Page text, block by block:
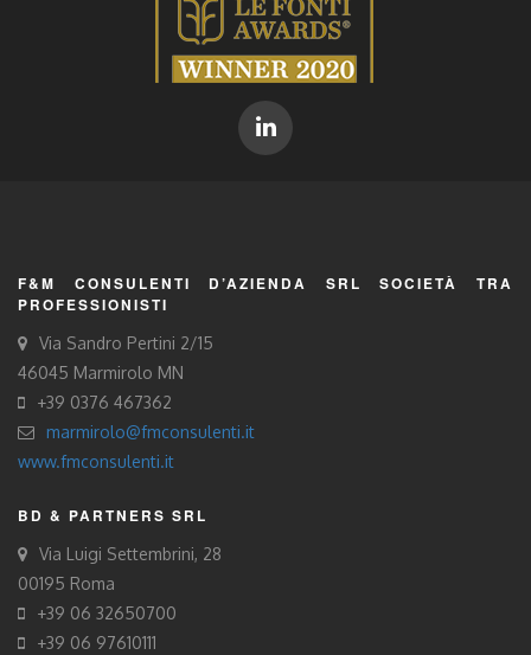
F&M CONSULENTI D’AZIENDA SRL SOCIETÀ TRA
PROFESSIONISTI
Via Sandro Pertini 2/15
46045 Marmirolo MN
+39 0376 467362
marmirolo@fmconsulenti.it
www.fmconsulenti.it
BD & PARTNERS SRL
Via Luigi Settembrini, 28
00195 Roma
+39 06 32650700
+39 06 97610111